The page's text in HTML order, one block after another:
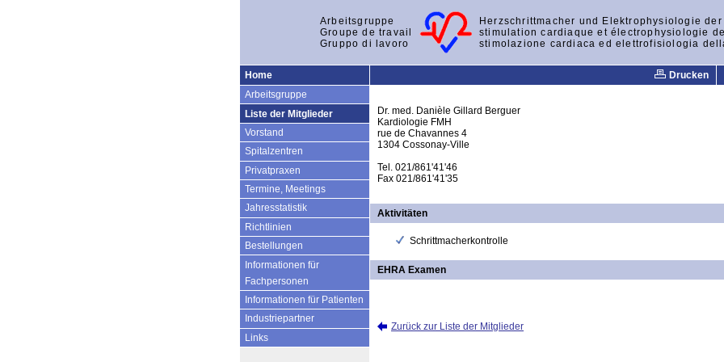
Arbeitsgruppe
Groupe de travail
Gruppo di lavoro
Herzschrittmacher und Elektrophysiologie der
stimulation cardiaque et électrophysiologie
stimolazione cardiaca ed elettrofisiologia
Home Drucken
Arbeitsgruppe
Liste der Mitglieder
Vorstand
Spitalzentren
Privatpraxen
Termine, Meetings
Jahresstatistik
Richtlinien
Bestellungen
Informationen für
Fachpersonen
Informationen für Patienten
Industriepartner
Links
Dr. med. Danièle Gillard Berguer
Kardiologie FMH
rue de Chavannes 4
1304 Cossonay-Ville
Tel. 021/861'41'46
Fax 021/861'41'35
Aktivitäten
Schrittmacherkontrolle
EHRA Examen
Zurück zur Liste der Mitglieder